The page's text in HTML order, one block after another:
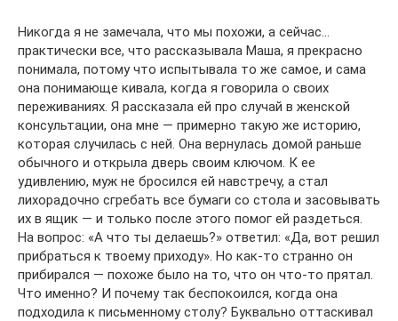
Никогда я не замечала, что мы похожи, а сейчас…
практически все, что рассказывала Маша, я прекрасно
понимала, потому что испытывала то же самое, и сама
она понимающе кивала, когда я говорила о своих
переживаниях. Я рассказала ей про случай в женской
консультации, она мне — примерно такую же историю,
которая случилась с ней. Она вернулась домой раньше
обычного и открыла дверь своим ключом. К ее
удивлению, муж не бросился ей навстречу, а стал
лихорадочно сгребать все бумаги со стола и засовывать
их в ящик — и только после этого помог ей раздеться.
На вопрос: «А что ты делаешь?» ответил: «Да, вот решил
прибраться к твоему приходу». Но как-то странно он
прибирался — похоже было на то, что он что-то прятал.
Что именно? И почему так беспокоился, когда она
подходила к письменному столу? Буквально оттаскивал